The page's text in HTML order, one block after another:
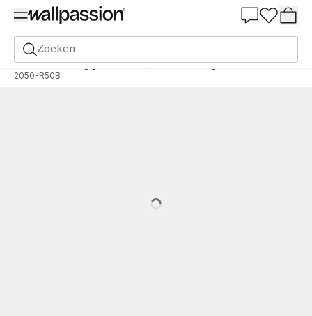
Zoeken
Verf Bestelling gebaseerd op NCS Bestelling door NCS
2050-R50B